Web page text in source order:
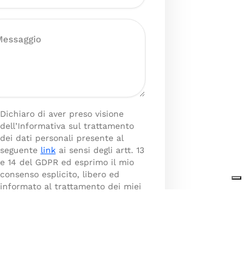
Dichiaro di aver preso visione
dell’Informativa sul trattamento
dei dati personali presente al
seguente linkai sensi degli artt. 13
e 14 del GDPR ed esprimo il mio
consenso esplicito, libero ed
informato al trattamento dei miei